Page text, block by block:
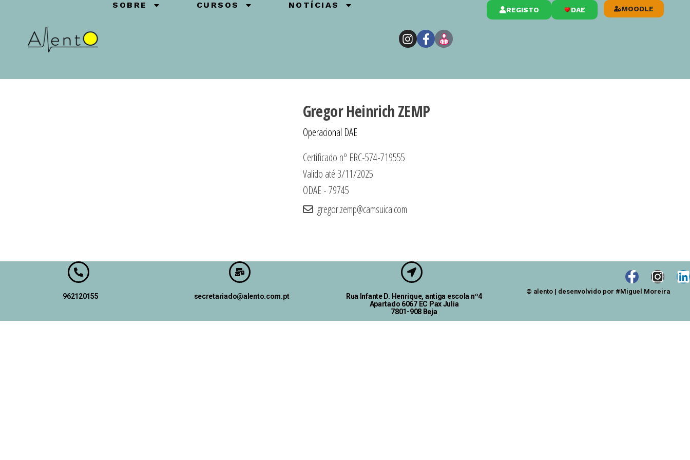
SOBRE CURSOS NOTÍCIAS REGISTO DAE MOODLE
Gregor Heinrich ZEMP
Operacional DAE
Certificado nº ERC-574-719555
Valido até 3/11/2025
ODAE - 79745
gregor.zemp@camsuica.com
962120155 secretariado@alento.com.pt
Rua Infante D. Henrique, antiga escola nº4
Apartado 6067 EC Pax Julia
7801-908 Beja
© alento | desenvolvido por #Miguel Moreira